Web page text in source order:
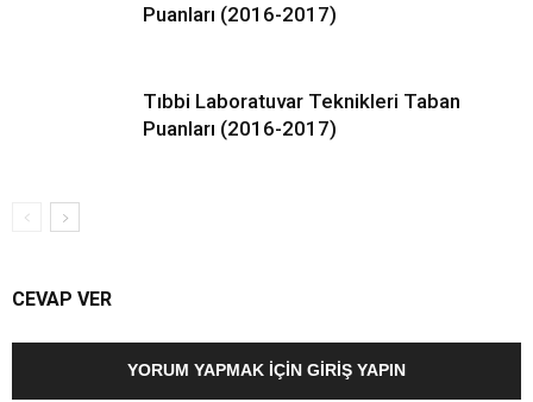
Puanları (2016-2017)
Tıbbi Laboratuvar Teknikleri Taban
Puanları (2016-2017)
CEVAP VER
YORUM YAPMAK İÇIN GIRIŞ YAPIN